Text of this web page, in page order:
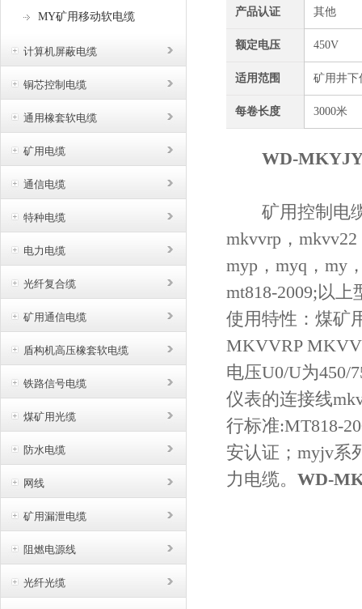
MY矿用移动软电缆
计算机屏蔽电缆
铜芯控制电缆
通用橡套软电缆
矿用电缆
通信电缆
特种电缆
电力电缆
光纤复合缆
矿用通信电缆
盾构机高压橡套软电缆
铁路信号电缆
煤矿用光缆
防水电缆
网线
矿用漏泄电缆
阻燃电源线
光纤光缆
产品认证 其他
额定电压 450V
适用范围 矿用井下
每卷长度 3000米
WD-
矿用控制电缆
mkvvrp，
myp，myq，my
mt818-2009;以
使用特性：煤矿
MKVVRP
电压U0/U为450/
仪表的连接线
行标准:MT818-
安认证；myjv系
力电缆。 WD-